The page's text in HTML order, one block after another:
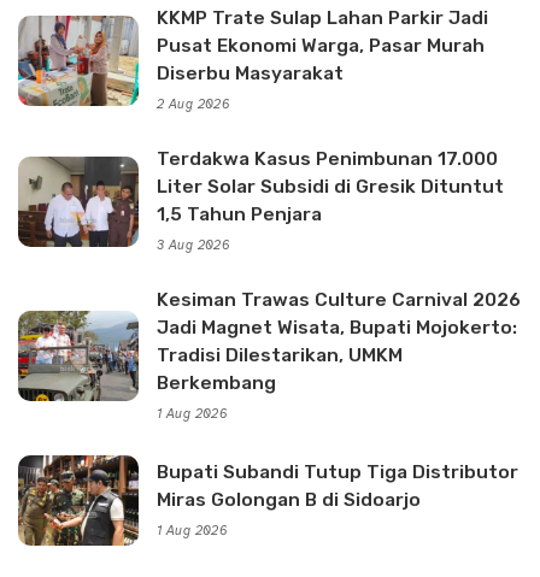
KKMP Trate Sulap Lahan Parkir Jadi
Pusat Ekonomi Warga, Pasar Murah
Diserbu Masyarakat
2 Aug 2026
Terdakwa Kasus Penimbunan 17.000
Liter Solar Subsidi di Gresik Dituntut
1,5 Tahun Penjara
3 Aug 2026
Kesiman Trawas Culture Carnival 2026
Jadi Magnet Wisata, Bupati Mojokerto:
Tradisi Dilestarikan, UMKM
Berkembang
1 Aug 2026
Bupati Subandi Tutup Tiga Distributor
Miras Golongan B di Sidoarjo
1 Aug 2026